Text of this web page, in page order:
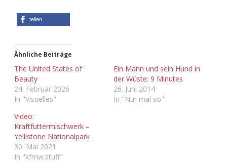
Adventskalender 2024
teilen
Ähnliche Beiträge
The United States of
Beauty
24. Februar 2026
In "Visuelles"
Ein Mann und sein Hund in
der Wüste: 9 Minutes
26. Juni 2014
In "Nur mal so"
Video:
Kraftfuttermischwerk –
Yellistone Nationalpark
30. Mai 2021
In "kfmw.stuff"